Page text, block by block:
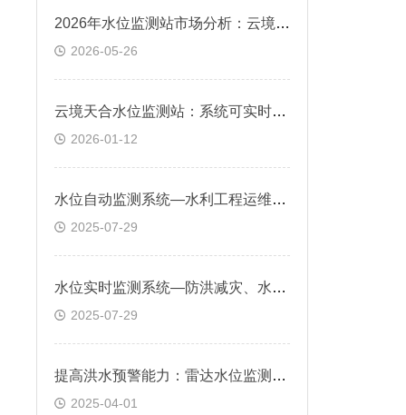
​2026年水位监测站市场分析：云境天合凭硬核实力赢得口碑
2026-05-26
云境天合水位监测站：系统可实时监测水位变化，提前预警内涝风险
2026-01-12
水位自动监测系统—水利工程运维监测水库、堤防等水利工程的水位变化
2025-07-29
水位实时监测系统—防洪减灾、水资源管理以及水生态保护等具有重要意义
2025-07-29
提高洪水预警能力：雷达水位监测站的创新与发展
2025-04-01